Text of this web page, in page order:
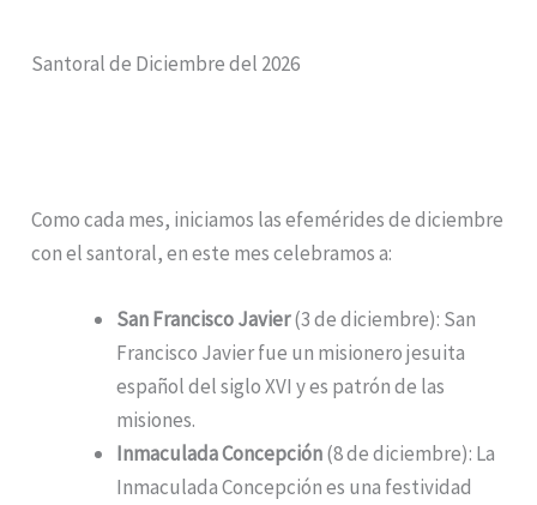
Santoral de Diciembre del 2026
Como cada mes, iniciamos las efemérides de diciembre
con el santoral, en este mes celebramos a:
San Francisco Javier(3 de diciembre): San
Francisco Javier fue un misionero jesuita
español del siglo XVI y es patrón de las
misiones.
Inmaculada Concepción(8 de diciembre): La
Inmaculada Concepción es una festividad